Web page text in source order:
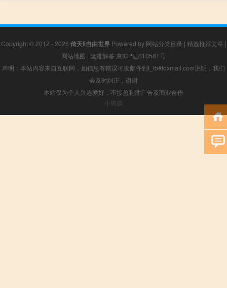
Copyright © 2012 - 2026 倚天Ⅱ自由世界Powered by 网站分类目录 | 精选推荐文章 |
网站地图 | 疑难解答 京ICP证010581号
声明：本站内容来自互联网，如信息有错误可发邮件到f_fb#foxmail.com说明，我们
会及时纠正，谢谢
本站仅为个人兴趣爱好，不接盈利性广告及商业合作
小男孩